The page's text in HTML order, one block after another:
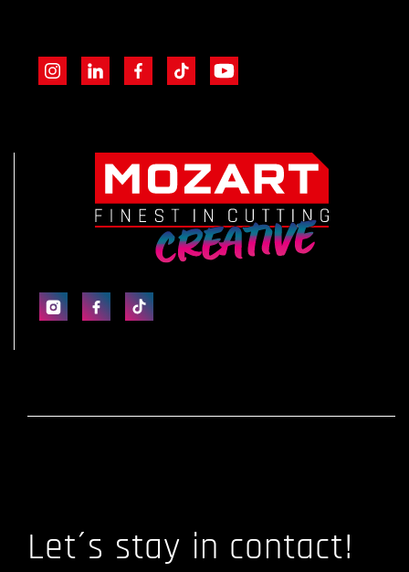
Let´s stay in contact!